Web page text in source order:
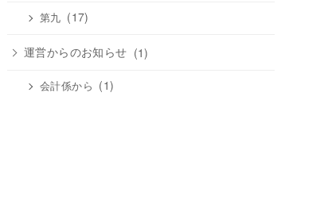
第九 (17)
運営からのお知らせ (1)
会計係から (1)